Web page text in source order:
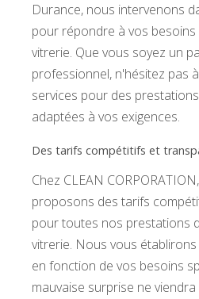
Durance, nous intervenons
pour répondre à vos
vitrerie. Que vous soyez un
professionnel, n'hésitez pas
services pour des
adaptées à vos exigences.
Des tarifs compétitifs et
Chez CLEAN
proposons des tarifs
pour toutes nos prestations
vitrerie. Nous vous
en fonction de vos besoins
mauvaise surprise ne